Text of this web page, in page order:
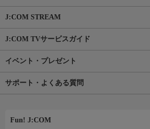
J:COM STREAM
J:COM TVサービスガイド
イベント・プレゼント
サポート・よくある質問
Fun! J:COM